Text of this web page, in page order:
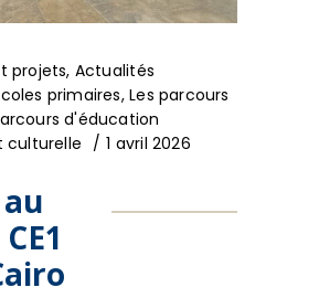
projets, Actualités
primaires,Les parcours
d'éducation
culturelle
1 avril 2026